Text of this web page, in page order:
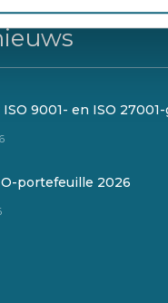
9001- en ISO
portefeuille 2026